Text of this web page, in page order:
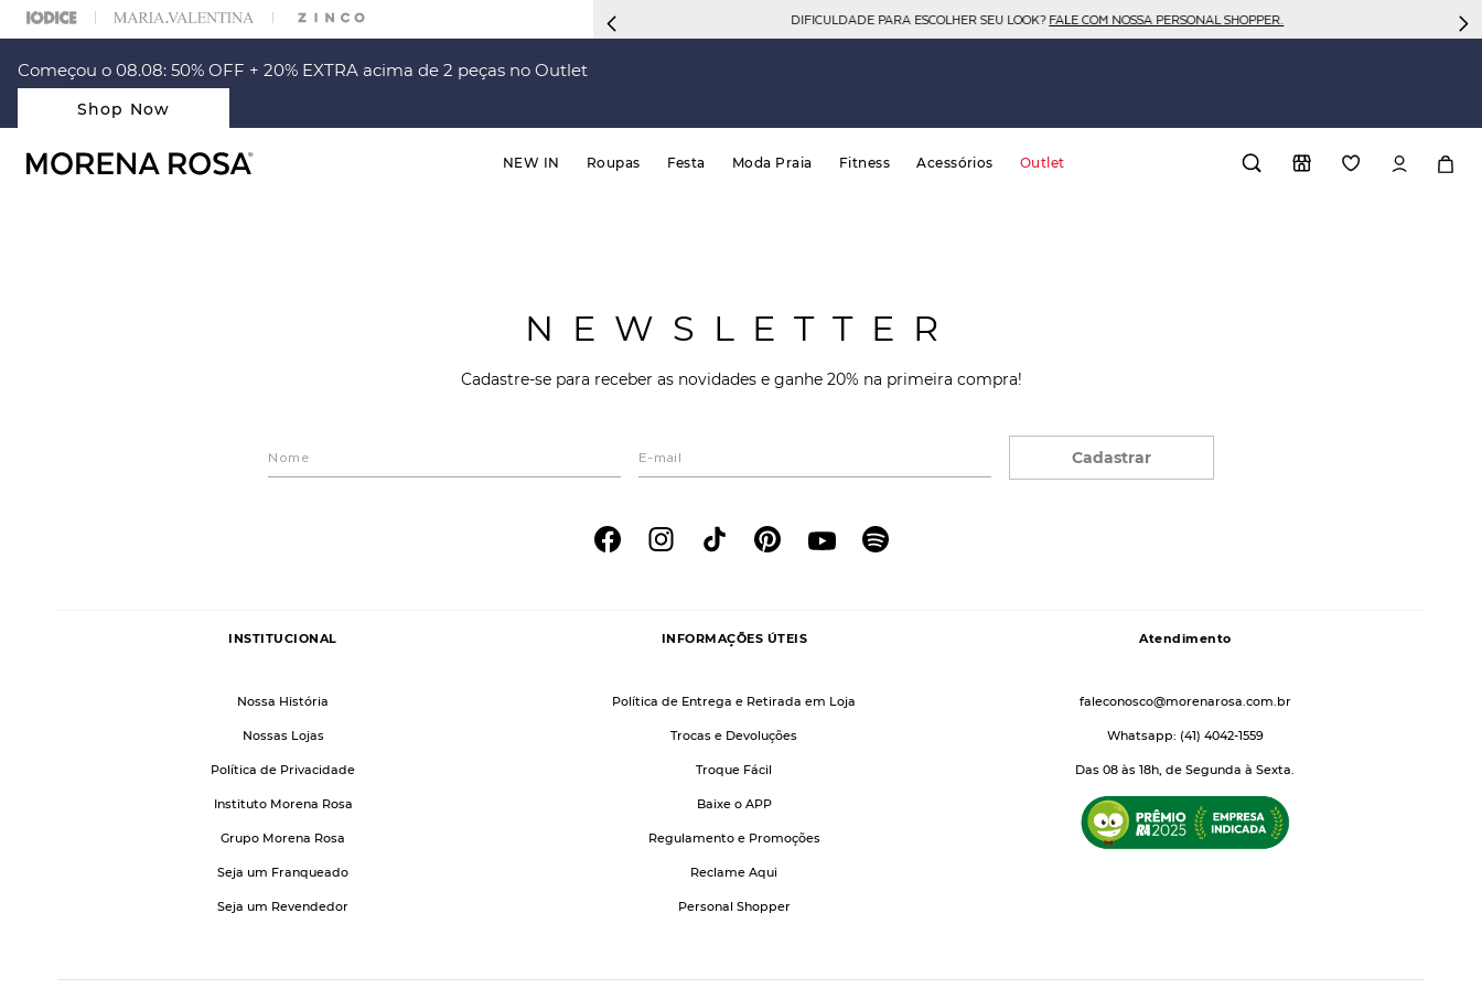
OFF NA SUA 1° COMPRA USANDO O CUPOM: PRIMEIRAMR DIFICULDADE PARA ESCOLHER SEU LOOK?FALE COM NOSSA PERSONAL SHOPPER.
Começou o 08.08: 50% OFF + 20% EXTRA acima de 2 peças no Outlet
Shop Now
NEW IN Roupas Festa Moda Praia Fitness Acessórios Outlet
NEWSLETTER
Cadastre-se para receber as novidades e ganhe 20% na primeira compra!
Cadastrar
INSTITUCIONAL
Nossa História
Nossas Lojas
Política de Privacidade
Instituto Morena Rosa
Grupo Morena Rosa
Seja um Franqueado
Seja um Revendedor
INFORMAÇÕES ÚTEIS
Política de Entrega e Retirada em Loja
Trocas e Devoluções
Troque Fácil
Baixe o APP
Regulamento e Promoções
Reclame Aqui
Personal Shopper
Atendimento
faleconosco@morenarosa.com.br
Whatsapp: (41) 4042-1559
Das 08 às 18h, de Segunda à Sexta.